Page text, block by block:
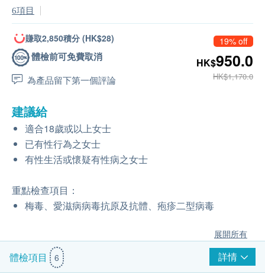
6項目
賺取2,850積分 (HK$28)
體檢前可免費取消
為產品留下第一個評論
19% off
HK$950.0
HK$1,170.0
建議給
適合18歲或以上女士
已有性行為之女士
有性生活或懷疑有性病之女士
重點檢查項目：
梅毒、愛滋病病毒抗原及抗體、疱疹二型病毒
展開所有
體檢項目 6 詳情